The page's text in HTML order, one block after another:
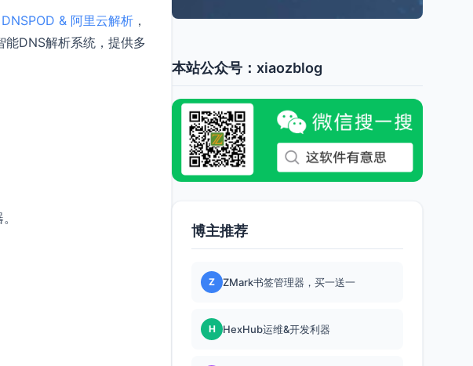
& 阿里云解析 ，
DNS解析系统，提供多
本站公众号：xiaozblog
博主推荐
Z ZMark书签管理器，买一送一
H HexHub运维&开发利器